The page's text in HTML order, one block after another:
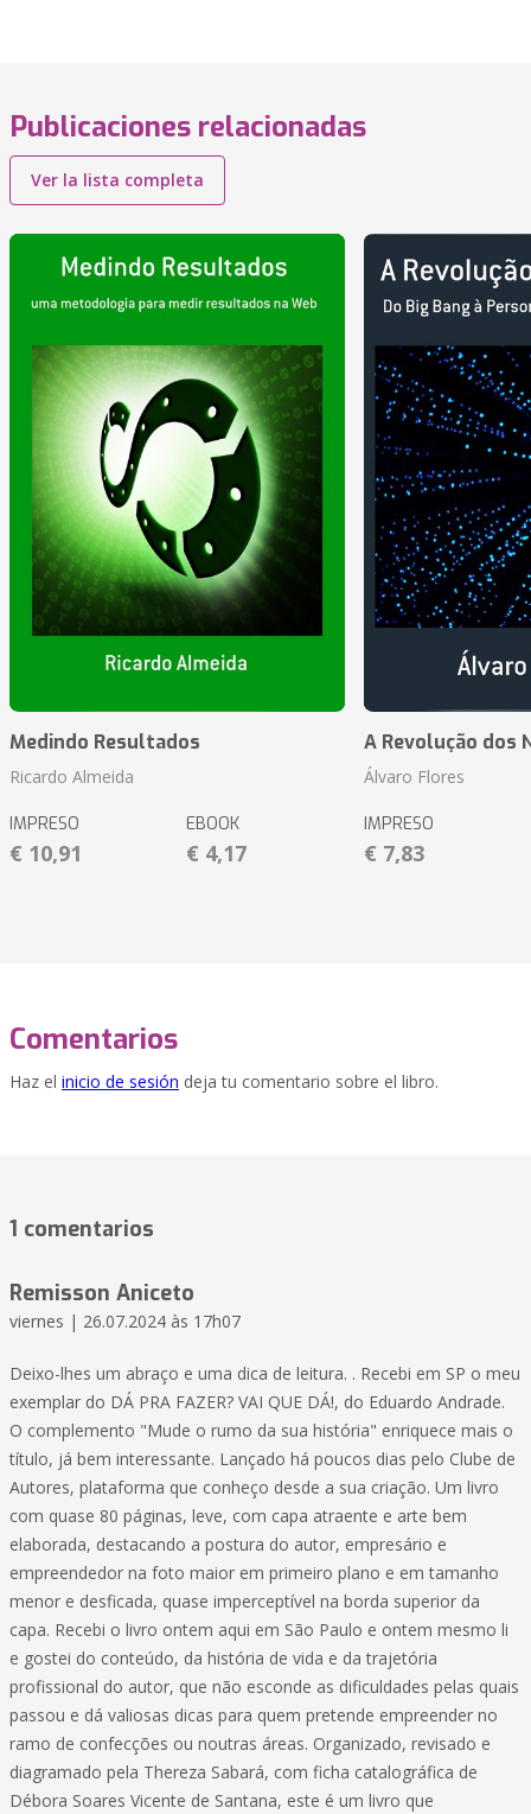
Publicaciones relacionadas
Ver la lista completa
Medindo Resultados
Ricardo Almeida
IMPRESO
€ 10,91
EBOOK
€ 4,17
A Revolução dos
Álvaro Flores
IMPRESO
€ 7,83
Comentarios
Haz el inicio de sesión deja tu comentario sobre el libro.
1 comentarios
Remisson Aniceto
viernes | 26.07.2024 às 17h07
Deixo-lhes um abraço e uma dica de leitura. . Recebi em SP o meu
exemplar do DÁ PRA FAZER? VAI QUE DÁ!, do Eduardo Andrade.
O complemento "Mude o rumo da sua história" enriquece mais o
título, já bem interessante. Lançado há poucos dias pelo Clube de
Autores, plataforma que conheço desde a sua criação. Um livro
com quase 80 páginas, leve, com capa atraente e arte bem
elaborada, destacando a postura do autor, empresário e
empreendedor na foto maior em primeiro plano e em tamanho
menor e desficada, quase imperceptível na borda superior da
capa. Recebi o livro ontem aqui em São Paulo e ontem mesmo li
e gostei do conteúdo, da história de vida e da trajetória
profissional do autor, que não esconde as dificuldades pelas quais
passou e dá valiosas dicas para quem pretende empreender no
ramo de confecções ou noutras áreas. Organizado, revisado e
diagramado pela Thereza Sabará, com ficha catalográfica de
Débora Soares Vicente de Santana, este é um livro que